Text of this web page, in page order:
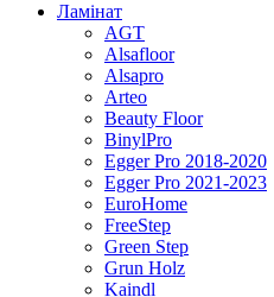
Ламінат
AGT
Alsafloor
Alsapro
Arteo
Beauty Floor
BinylPro
Egger Pro 2018-2020
Egger Pro 2021-2023
EuroHome
FreeStep
Green Step
Grun Holz
Kaindl